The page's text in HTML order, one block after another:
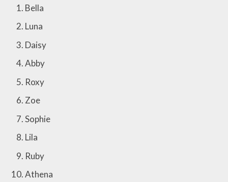
Bella
Luna
Daisy
Abby
Roxy
Zoe
Sophie
Lila
Ruby
Athena